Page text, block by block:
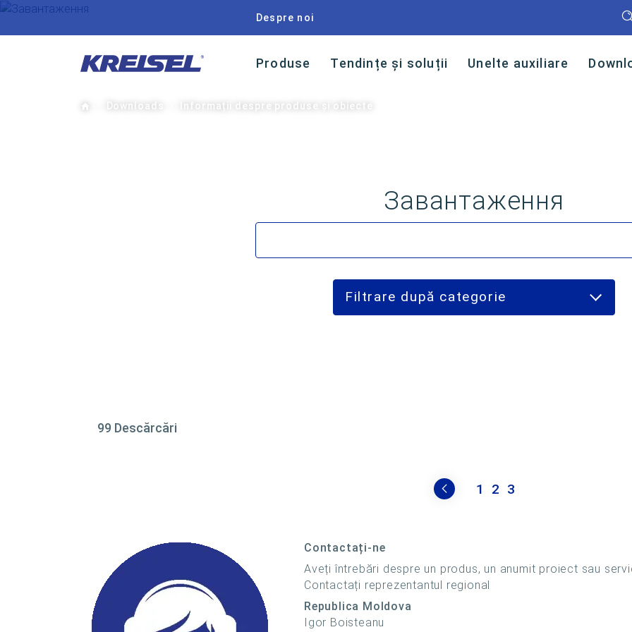
Despre noi
Produse Tendințe și soluții Unelte auxiliare
HomeDownloads Informații despre produse și obiecte
Завантаження
Filtrare după categorie
99 Descărcări
1 2 3
Contactați-ne
Aveți întrebări despre un produs, un anumit proiect sau
Contactați reprezentantul regional
Republica Moldova
Igor Boisteanu